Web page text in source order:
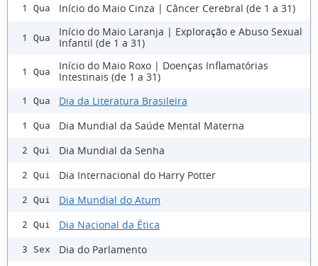
1 Qua Início do Maio Cinza | Câncer Cerebral (de 1 a 31)
1 Qua
Início do Maio Laranja | Exploração e Abuso Sexual
Infantil (de 1 a 31)
1 Qua
Início do Maio Roxo | Doenças Inflamatórias
Intestinais (de 1 a 31)
1 Qua Dia da Literatura Brasileira
1 Qua Dia Mundial da Saúde Mental Materna
2 Qui Dia Mundial da Senha
2 Qui Dia Internacional do Harry Potter
2 Qui Dia Mundial do Atum
2 Qui Dia Nacional da Ética
3 Sex Dia do Parlamento